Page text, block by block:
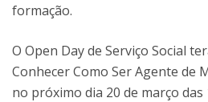
formação.
O Open Day de Serviço Social
Conhecer Como Ser Agente de
no próximo dia 20 de março das